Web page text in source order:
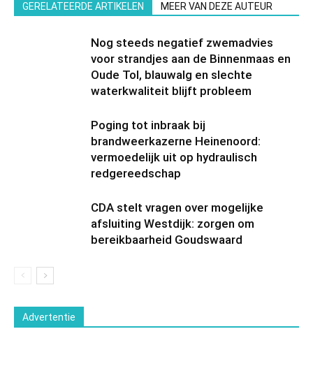
GERELATEERDE ARTIKELEN MEER VAN DEZE AUTEUR
Nog steeds negatief zwemadvies
voor strandjes aan de Binnenmaas en
Oude Tol, blauwalg en slechte
waterkwaliteit blijft probleem
Poging tot inbraak bij
brandweerkazerne Heinenoord:
vermoedelijk uit op hydraulisch
redgereedschap
CDA stelt vragen over mogelijke
afsluiting Westdijk: zorgen om
bereikbaarheid Goudswaard
Advertentie